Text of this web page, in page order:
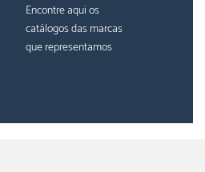
Encontre aqui os
catálogos das marcas
que representamos